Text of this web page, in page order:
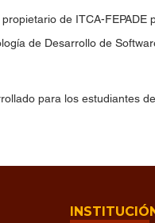
de ITCA-
de Desarrollo de
para los estudiantes